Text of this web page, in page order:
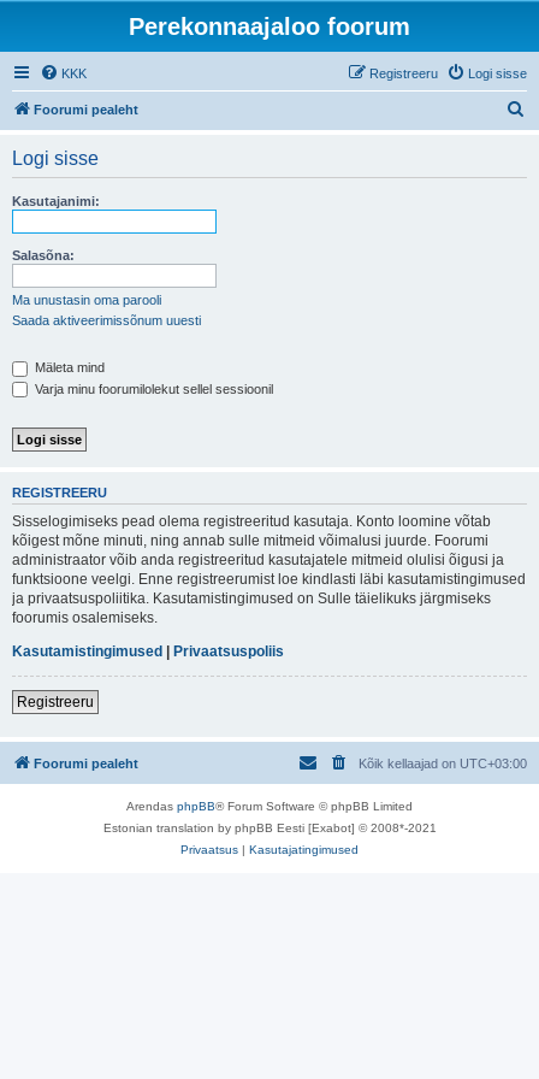
Perekonnaajaloo foorum
KKK Logi sisse
Registreeru
Foorumi pealeht
Logi sisse
Kasutajanimi:
Salasõna:
Ma unustasin oma parooli
Saada aktiveerimissõnum uuesti
Mäleta mind
Varja minu foorumilolekut sellel sessioonil
REGISTREERU
Sisselogimiseks pead olema registreeritud kasutaja. Konto loomine võtab
kõigest mõne minuti, ning annab sulle mitmeid võimalusi juurde. Foorumi
administraator võib anda registreeritud kasutajatele mitmeid olulisi õigusi ja
funktsioone veelgi. Enne registreerumist loe kindlasti läbi kasutamistingimused
ja privaatsuspoliitika. Kasutamistingimused on Sulle täielikuks järgmiseks
foorumis osalemiseks.
Kasutamistingimused | Privaatsuspoliis
Registreeru
Foorumi pealeht Kõik kellaajad on UTC+03:00
Arendas phpBB® Forum Software © phpBB Limited
Estonian translation by phpBB Eesti [Exabot] © 2008*-2021
Privaatsus | Kasutajatingimused